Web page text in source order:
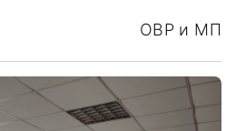
ОВР и МП